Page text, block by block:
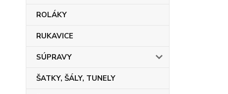
ROLÁKY
RUKAVICE
SÚPRAVY
ŠATKY, ŠÁLY, TUNELY